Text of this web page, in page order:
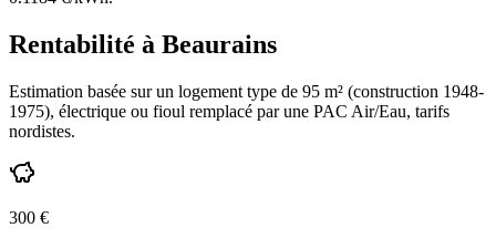
Rentabilité à Beaurains
Estimation basée sur un logement type de 95 m² (construction 1948-
1975), électrique ou fioul remplacé par une PAC Air/Eau, tarifs
nordistes.
300 €